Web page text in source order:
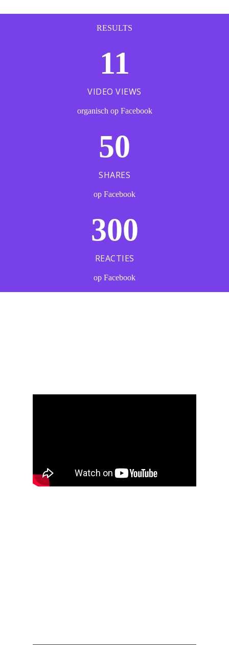
RESULTS
11
VIDEO VIEWS
organisch op Facebook
50
SHARES
op Facebook
300
REACTIES
op Facebook